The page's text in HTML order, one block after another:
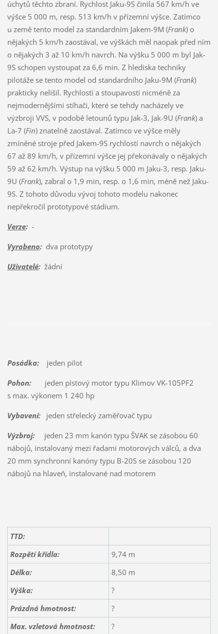
úchytů těchto zbraní. Rychlost Jaku-9S činila 567 km/h ve
výšce 5 000 m, resp. 513 km/h v přízemní výšce. Zatímco
u země tento model za standardním Jakem-9M (Frank) o
nějakých 5 km/h zaostával, ve výškách měl naopak před ním
o nějakých 3 až 10 km/h navrch. Na výšku 5 000 m byl Jak-
9S schopen vystoupat za 6,6 min. Z hlediska techniky
pilotáže se tento model od standardního Jaku-9M (Frank)
prakticky nelišil. Rychlostí a stoupavostí nicméně za
nejmodernějšími stíhači, které se tehdy nacházely ve
výzbroji VVS, v podobě letounů typu Jak-3, Jak-9U (Frank) a
La-7 (Fin) znatelně zaostával. Zatímco ve výšce měly
zmíněné stroje před Jakem-9S rychlostí navrch o nějakých
67 až 89 km/h, v přízemní výšce jej překonávaly o nějakých
59 až 62 km/h. Výstup na výšku 5 000 m Jaku-3, resp. Jaku-
9U (Frank), zabral o 1,9 min, resp. o 1,6 min, méně než Jaku-
9S. Z tohoto důvodu vývoj tohoto modelu nakonec
nepřekročil prototypové stádium.
Verze:-
Vyrobeno:dva prototypy
Uživatelé:žádní
Posádka:jeden pilot
Pohon:jeden pístový motor typu Klimov VK-105PF2
s max. výkonem 1 240 hp
Vybavení:jeden střelecký zaměřovač typu
Výzbroj:jeden 23 mm kanón typu ŠVAK se zásobou 60
nábojů, instalovaný mezi řadami motorových válců, a dva
20 mm synchronní kanóny typu B-20S se zásobou 120
nábojů na hlaveň, instalované nad motorem
TTD:
Rozpětí křídla:
9,74 m
Délka:
8,50 m
Výška:
?
Prázdná hmotnost:
?
Max. vzletová hmotnost:
?